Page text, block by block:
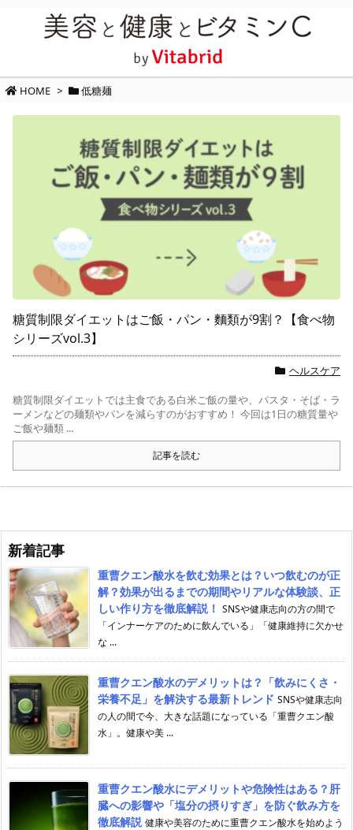
HOME > 低糖麺
糖質制限ダイエットはご飯・パン・麵類が9割？【食べ物
シリーズvol.3】
ヘルスケア
糖質制限ダイエットでは主食である白米ご飯の量や、パスタ・そば・ラ
ーメンなどの麺類やパンを減らすのがおすすめ！ 今回は1日の糖質量や
ご飯や麺類 ...
記事を読む
新着記事
重曹クエン酸水を飲む効果とは？いつ飲むのが正
解？効果が出るまでの期間やリアルな体験談、正
しい作り方を徹底解説！ SNSや健康志向の方の間で
「インナーケアのために飲んでいる」「健康維持に欠かせ
な ...
重曹クエン酸水のデメリットは？「飲みにくさ・
栄養不足」を解決する最新トレンド SNSや健康志向
の人の間で今、大きな話題になっている「重曹クエン酸
水」。健康や美 ...
重曹クエン酸水にデメリットや危険性はある？肝
臓への影響や「塩分の摂りすぎ」を防ぐ飲み方を
徹底解説 健康や美容のために重曹クエン酸水を始めよう